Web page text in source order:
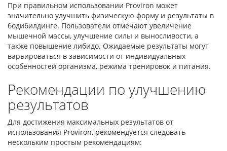
При правильном использовании Proviron может
значительно улучшить физическую форму и результаты в
бодибилдинге. Пользователи отмечают увеличение
мышечной массы, улучшение силы и выносливости, а
также повышение либидо. Ожидаемые результаты могут
варьироваться в зависимости от индивидуальных
особенностей организма, режима тренировок и питания.
Рекомендации по улучшению
результатов
Для достижения максимальных результатов от
использования Proviron, рекомендуется следовать
нескольким простым рекомендациям: